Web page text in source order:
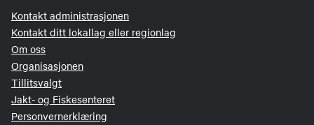
Kontakt administrasjonen
Kontakt ditt lokallag eller regionlag
Om oss
Organisasjonen
Tillitsvalgt
Jakt- og Fiskesenteret
Personvernerklæring